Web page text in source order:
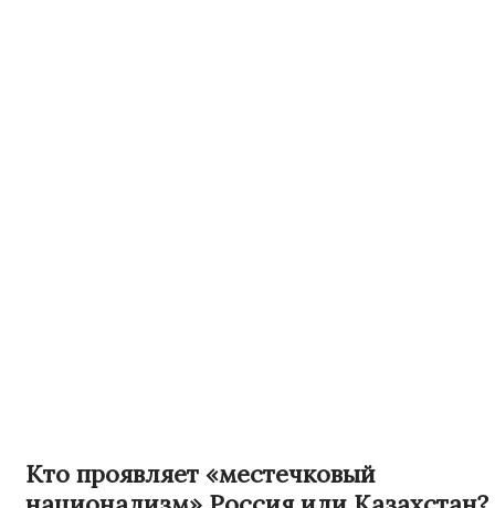
Кто проявляет «местечковый